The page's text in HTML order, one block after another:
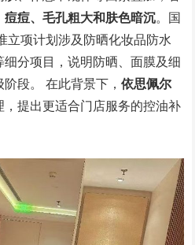
痘痘、毛孔粗大和肤色暗沉。国
立项计划涉及防晒化妆品防水
分项目，说明防晒、面膜及细
段。 在此背景下，依思佩尔
提出更适合门店服务的控油补